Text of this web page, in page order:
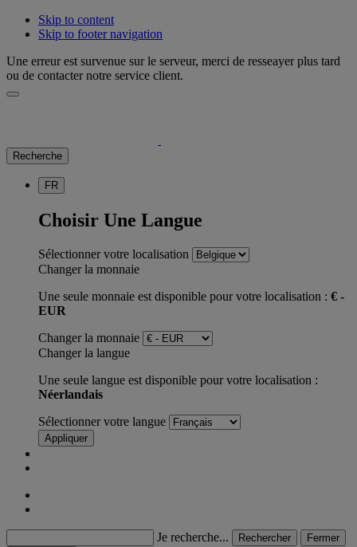
Skip to content
Skip to footer navigation
Une erreur est survenue sur le serveur, merci de resseayer plus tard
ou de contacter notre service client.
Recherche
FR
Choisir Une Langue
Sélectionner votre localisation
Changer la monnaie
Une seule monnaie est disponible pour votre localisation : € -
EUR
Changer la monnaie
Changer la langue
Une seule langue est disponible pour votre localisation :
Néerlandais
Sélectionner votre langue
Appliquer
Je recherche... Rechercher
Fermer